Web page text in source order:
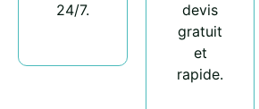
24/7.
devis
gratuit
et
rapide.